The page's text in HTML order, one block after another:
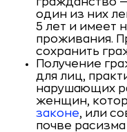
один из них
5 лет и имеет
проживания.
сохранить
Получение
для лиц,
нарушающих
женщин,
законе, или
почве